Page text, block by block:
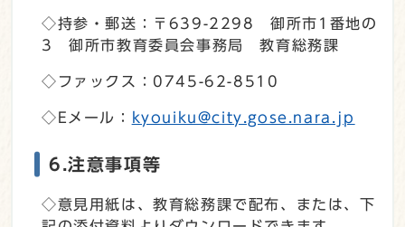
◇持参・郵送：〒639-2298 御所市1番地の
3 御所市教育委員会事務局 教育総務課
◇ファックス：0745-62-8510
◇Eメール： kyouiku@city.gose.nara.jp
6.注意事項等
◇意見用紙は、教育総務課で配布、または、下